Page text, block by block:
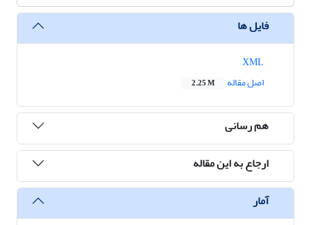
فایل ها
اصل مقاله
2.25 M
هم رسانی
ارجاع به این مقاله
آمار